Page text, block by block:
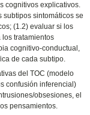
cognitivos explicativos.
subtipos sintomáticos se
(1.2) evaluar si los
los tratamientos
cognitivo-conductual,
de cada subtipo.
del TOC (modelo
confusión inferencial)
obsesiones, el
pensamientos.